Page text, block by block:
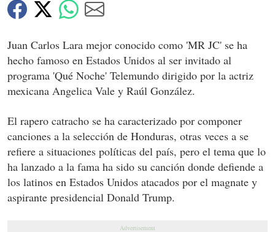
Juan Carlos Lara mejor conocido como 'MR JC' se ha
hecho famoso en Estados Unidos al ser invitado al
programa 'Qué Noche' Telemundo dirigido por la actriz
mexicana Angelica Vale y Raúl González.
El rapero catracho se ha caracterizado por componer
canciones a la selección de Honduras, otras veces a se
refiere a situaciones políticas del país, pero el tema que lo
ha lanzado a la fama ha sido su canción donde defiende a
los latinos en Estados Unidos atacados por el magnate y
aspirante presidencial Donald Trump.